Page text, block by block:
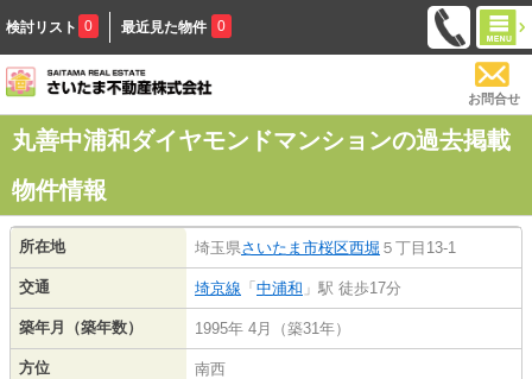
検討リスト 0 最近見た物件 0
お問合せ
丸善中浦和ダイヤモンドマンションの過去掲載
物件情報
所在地 埼玉県さいたま市桜区西堀 ５丁目13-1
交通 埼京線 「 中浦和 」駅 徒歩17分
築年月（築年数） 1995年 4月（築31年）
方位 南西